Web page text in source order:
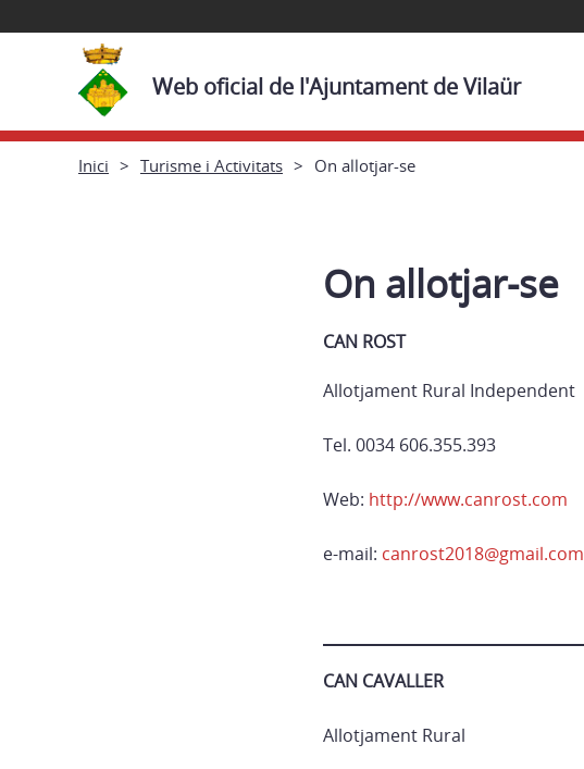
Web oficial de l'Ajuntament de Vilaür
Inici Turisme i Activitats On allotjar-se
On allotjar-se
CAN ROST
Allotjament Rural Independent
Tel. 0034 606.355.393
Web: http://www.canrost.com
e-mail: canrost2018@gmail.com
CAN CAVALLER
Allotjament Rural